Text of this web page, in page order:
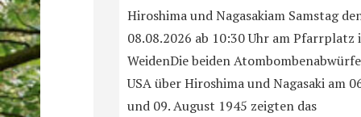
Hiroshima und Nagasakiam Samstag
08.08.2026 ab 10:30 Uhr am Pfarrplatz
WeidenDie beiden
USA über Hiroshima und Nagasaki am
und 09. August 1945 zeigten das